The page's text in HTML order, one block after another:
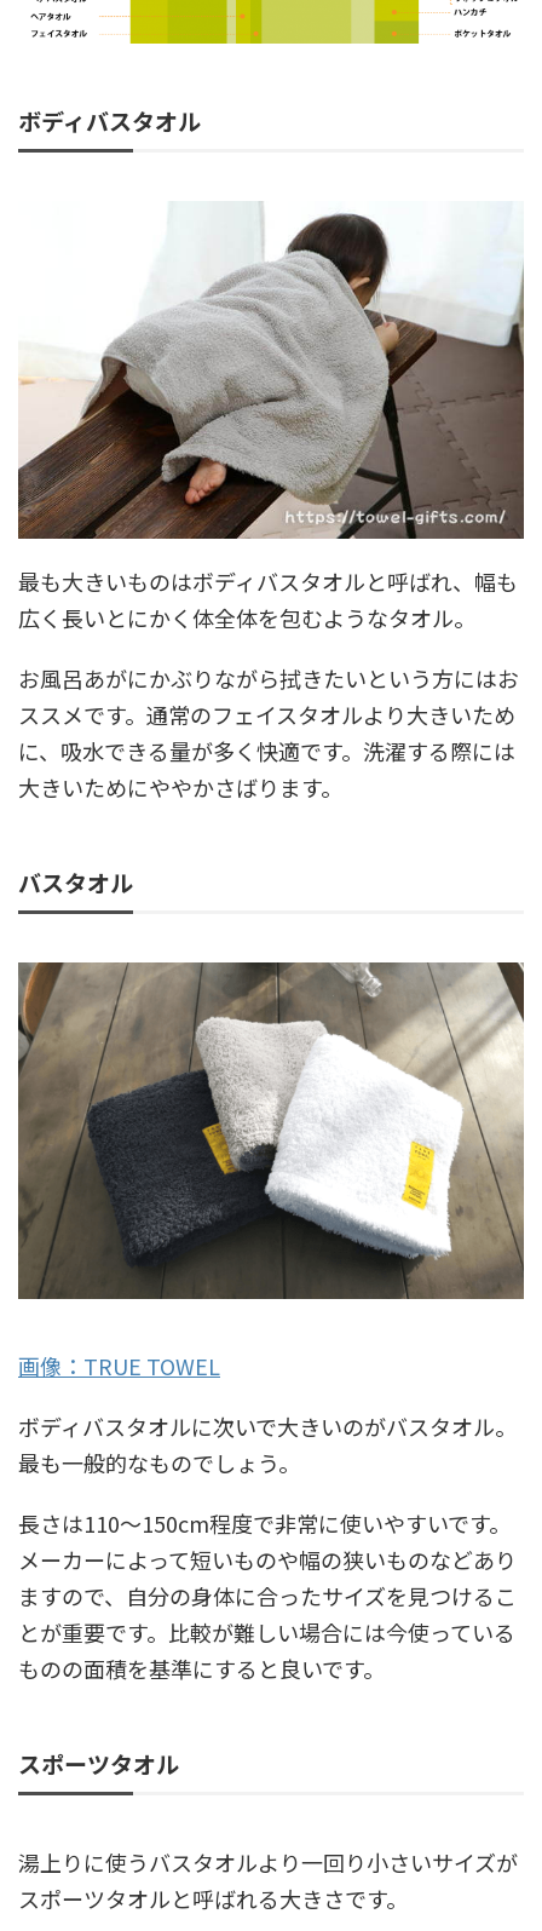
ボディバスタオル
最も大きいものはボディバスタオルと呼ばれ、幅も
広く長いとにかく体全体を包むようなタオル。
お風呂あがにかぶりながら拭きたいという方にはお
ススメです。通常のフェイスタオルより大きいため
に、吸水できる量が多く快適です。洗濯する際には
大きいためにややかさばります。
バスタオル
画像：TRUE TOWEL
ボディバスタオルに次いで大きいのがバスタオル。
最も一般的なものでしょう。
長さは110～150cm程度で非常に使いやすいです。
メーカーによって短いものや幅の狭いものなどあり
ますので、自分の身体に合ったサイズを見つけるこ
とが重要です。比較が難しい場合には今使っている
ものの面積を基準にすると良いです。
スポーツタオル
湯上りに使うバスタオルより一回り小さいサイズが
スポーツタオルと呼ばれる大きさです。